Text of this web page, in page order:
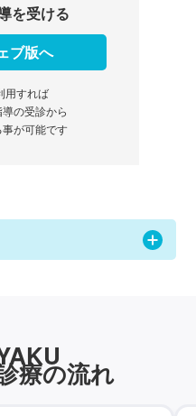
を受ける
ブ版へ
用すれば
の受診から
が可能です
療の流れ